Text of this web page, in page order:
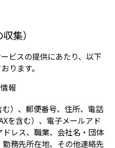
集）
ビスの提供にあたり、以下
ります。
報
）、郵便番号、住所、電話
を含む）、電子メールアド
ドレス、職業、会社名・団体
務先所在地、その他連絡先